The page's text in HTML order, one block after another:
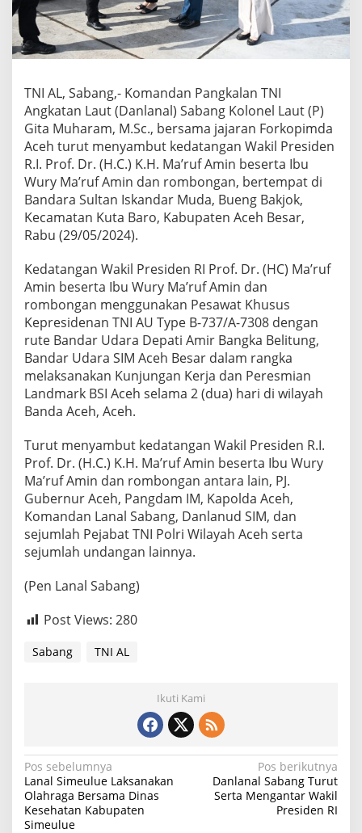
e
r
a
a
m
b
u
t
K
e
d
a
t
a
g
a
n
W
a
i
l
P
r
e
s
d
e
n
R
I
TNI AL, Sabang,- Komandan Pangkalan TNI
Angkatan Laut (Danlanal) Sabang Kolonel Laut (P)
Gita Muharam, M.Sc., bersama jajaran Forkopimda
Aceh turut menyambut kedatangan Wakil Presiden
R.I. Prof. Dr. (H.C.) K.H. Ma’ruf Amin beserta Ibu
Wury Ma’ruf Amin dan rombongan, bertempat di
Bandara Sultan Iskandar Muda, Bueng Bakjok,
Kecamatan Kuta Baro, Kabupaten Aceh Besar,
Rabu (29/05/2024).
Kedatangan Wakil Presiden RI Prof. Dr. (HC) Ma’ruf
Amin beserta Ibu Wury Ma’ruf Amin dan
rombongan menggunakan Pesawat Khusus
Kepresidenan TNI AU Type B-737/A-7308 dengan
rute Bandar Udara Depati Amir Bangka Belitung,
Bandar Udara SIM Aceh Besar dalam rangka
melaksanakan Kunjungan Kerja dan Peresmian
Landmark BSI Aceh selama 2 (dua) hari di wilayah
Banda Aceh, Aceh.
Turut menyambut kedatangan Wakil Presiden R.I.
Prof. Dr. (H.C.) K.H. Ma’ruf Amin beserta Ibu Wury
Ma’ruf Amin dan rombongan antara lain, PJ.
Gubernur Aceh, Pangdam IM, Kapolda Aceh,
Komandan Lanal Sabang, Danlanud SIM, dan
sejumlah Pejabat TNI Polri Wilayah Aceh serta
sejumlah undangan lainnya.
(Pen Lanal Sabang)
Post Views: 280
Sabang TNI AL
Ikuti Kami
N
a
v
Pos sebelumnya
Lanal Simeulue Laksanakan
Olahraga Bersama Dinas
Kesehatan Kabupaten
Simeulue
Pos berikutnya
Danlanal Sabang Turut
Serta Mengantar Wakil
Presiden RI